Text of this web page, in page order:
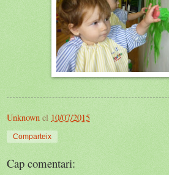
Unknown el 10/07/2015
Comparteix
Cap comentari: